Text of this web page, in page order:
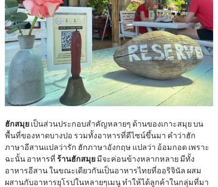
ฮักสมุย เป็นส่วนประกอบสำคัญหลายๆ ด้านของเกาะสมุย บน
พื้นที่ของหาดบางปอ รวมทั้งอาหารที่ดีไซน์ขึ้นมา คำว่าฮัก
ภาษาอีสานแปลว่ารัก ฮักภาษาอังกฤษ แปลว่า อ้อมกอด เพราะ
ฉะนั้น อาหารที่ ร้านฮักสมุย มีจะค่อนข้างหลากหลาย มีทั้ง
อาหารอีสาน ในขณะเดียวกันเป็นอาหารไทยที่ออริจินัล ผสม
ผสานกับอาหารยุโรปในหลายๆเมนู ทำให้ได้ลูกค้าในกลุ่มที่มา